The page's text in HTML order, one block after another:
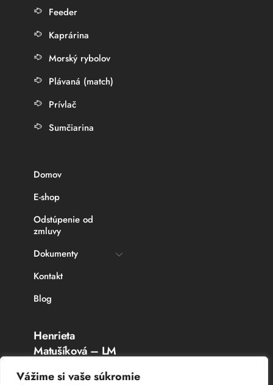
Vážime si vaše súkromie
Feeder
Kaprárina
Morský rybolov
Plávaná (match)
Prívlač
Sumčiarina
Domov
E-shop
Odstúpenie od
zmluvy
Dokumenty
Kontakt
Blog
Henrieta
Matušíková – LM
Rybárske potreby